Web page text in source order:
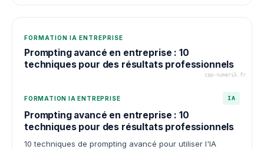
FORMATION IA ENTREPRISE
Prompting avancé en entreprise : 10
techniques pour des résultats professionnels
cap-numerik.fr
FORMATION IA ENTREPRISE IA
Prompting avancé en entreprise : 10
techniques pour des résultats professionnels
10 techniques de prompting avancé pour utiliser l'IA